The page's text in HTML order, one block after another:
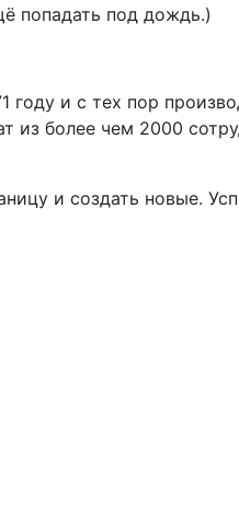
попадать под дождь.)
году и с тех пор
из более чем 2000
и создать новые.